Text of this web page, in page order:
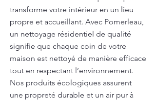
transforme votre intérieur en un lieu
propre et accueillant. Avec Pomerleau,
un nettoyage résidentiel de qualité
signifie que chaque coin de votre
maison est nettoyé de manière efficace
tout en respectant l’environnement.
Nos produits écologiques assurent
une propreté durable et un air pur à